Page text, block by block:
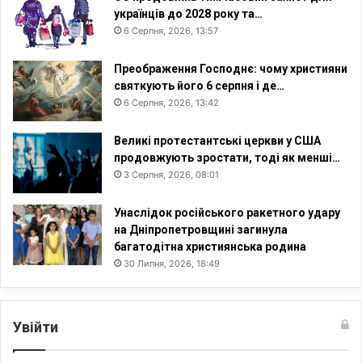
українців до 2028 року та…
6 Серпня, 2026, 13:57
Преображення Господнє: чому християни
святкують його 6 серпня і де…
6 Серпня, 2026, 13:42
Великі протестантські церкви у США
продовжують зростати, тоді як менші…
3 Серпня, 2026, 08:01
Унаслідок російського ракетного удару
на Дніпропетровщині загинула
багатодітна християнська родина
30 Липня, 2026, 18:49
Увійти